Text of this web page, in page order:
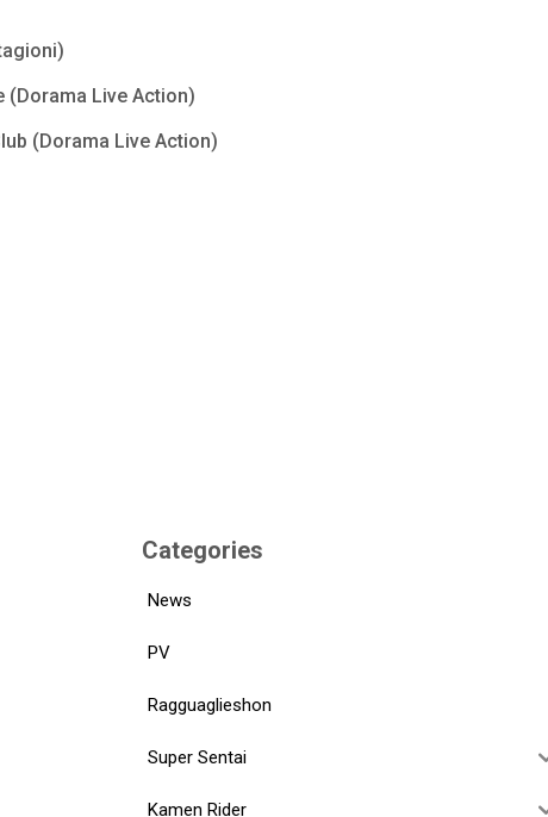
(Dorama Live Action)
(Dorama Live Action)
Categories
News
PV
Ragguaglieshon
Super Sentai
Kamen Rider